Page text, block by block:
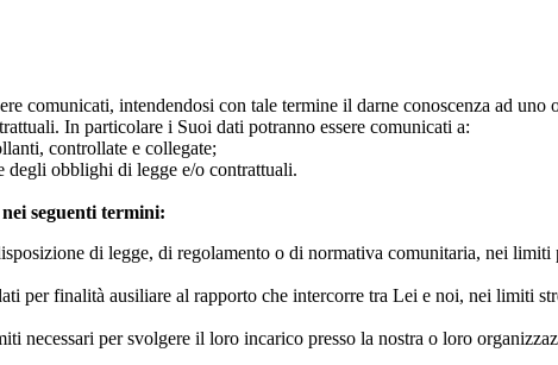
comunicati, intendendosi con tale termine il darne conoscenza ad
In particolare i Suoi dati potranno essere comunicati a:
controllate e collegate;
obblighi di legge e/o contrattuali.
seguenti termini:
di legge, di regolamento o di normativa comunitaria, nei limiti
per finalità ausiliare al rapporto che intercorre tra Lei e noi, nei limiti
necessari per svolgere il loro incarico presso la nostra o loro